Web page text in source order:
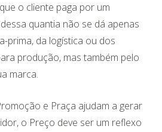
o cliente paga por um
quantia não se dá apenas
prima, da logística ou dos
produção, mas também pelo
marca.
e Praça ajudam a gerar
o Preço deve ser um reflexo